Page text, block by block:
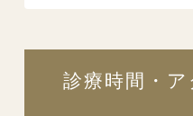
診療時間・